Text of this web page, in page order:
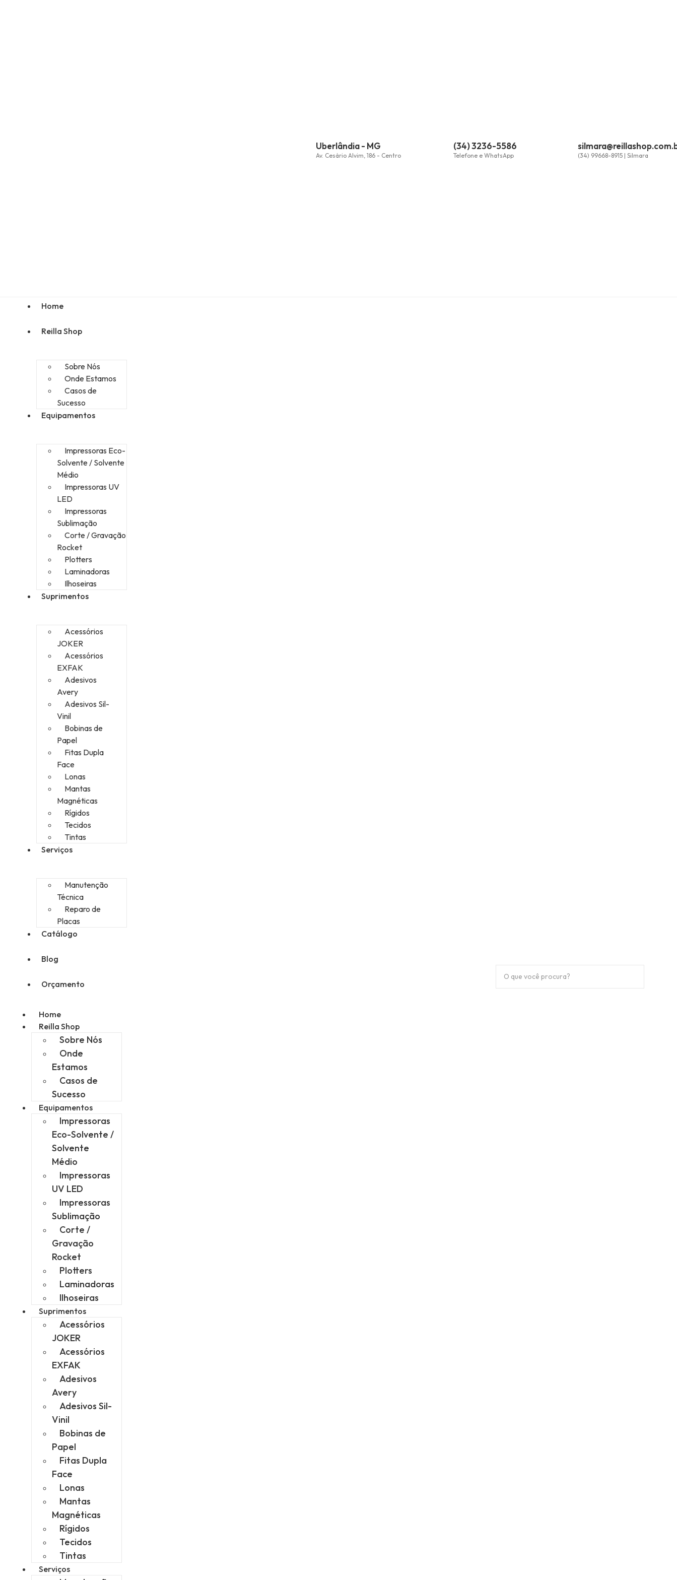
Uberlândia - MG
Av. Cesário Alvim, 186 - Centro
(34) 3236-5586
Telefone e WhatsApp (34) 99668-8915 | Silmara
Home
Reilla Shop
Sobre Nós
Onde Estamos
Casos de
Sucesso
Equipamentos
Impressoras Eco-
Solvente / Solvente
Médio
Impressoras UV
LED
Impressoras
Sublimação
Corte / Gravação
Rocket
Plotters
Laminadoras
Ilhoseiras
Suprimentos
Acessórios
JOKER
Acessórios
EXFAK
Adesivos
Avery
Adesivos Sil-
Vinil
Bobinas de
Papel
Fitas Dupla
Face
Lonas
Mantas
Magnéticas
Rígidos
Tecidos
Tintas
Serviços
Manutenção
Técnica
Reparo de
Placas
Catálogo
Blog
Orçamento
Home
Reilla Shop
Sobre Nós
Onde
Estamos
Casos de
Sucesso
Equipamentos
Impressoras
Eco-Solvente /
Solvente
Médio
Impressoras
UV LED
Impressoras
Sublimação
Corte /
Gravação
Rocket
Plotters
Laminadoras
Ilhoseiras
Suprimentos
Acessórios
JOKER
Acessórios
EXFAK
Adesivos
Avery
Adesivos Sil-
Vinil
Bobinas de
Papel
Fitas Dupla
Face
Lonas
Mantas
Magnéticas
Rígidos
Tecidos
Tintas
Serviços